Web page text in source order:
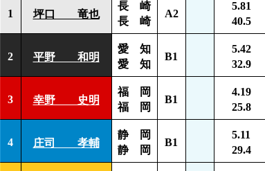
1 坪口 竜也
長 崎
長 崎
A2
5.81
40.5
2 平野 和明
愛 知
愛 知
B1
5.42
32.9
3 幸野 史明
福 岡
福 岡
B1
4.19
25.8
4 庄司 孝輔
静 岡
静 岡
B1
5.11
29.4